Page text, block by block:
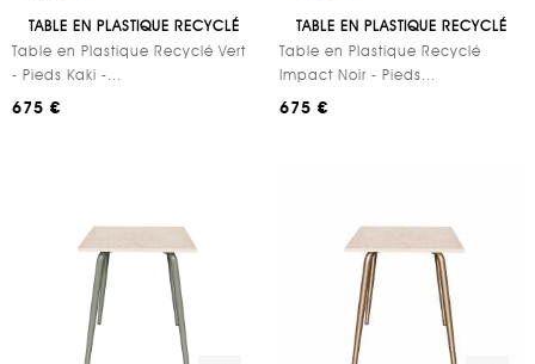
TABLE EN PLASTIQUE RECYCLÉ
Table en Plastique Recyclé Vert
- Pieds Kaki -...
675 €
TABLE EN PLASTIQUE RECYCLÉ
Table en Plastique Recyclé
Impact Noir - Pieds...
675 €